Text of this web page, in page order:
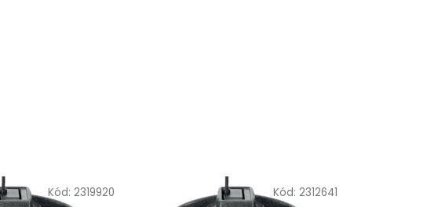
Kód: 2319920 Kód: 2312641